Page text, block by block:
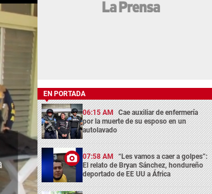
EN PORTADA
06:15 AM Cae auxiliar de enfermería
por la muerte de su esposo en un
autolavado
07:58 AM “Les vamos a caer a golpes”:
El relato de Bryan Sánchez, hondureño
deportado de EE UU a África